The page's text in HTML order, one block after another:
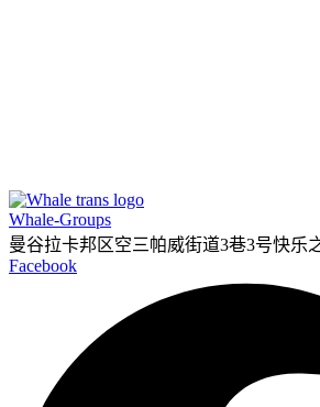
Whale-Groups
曼谷拉卡邦区空三帕威街道3巷3号快乐
Facebook